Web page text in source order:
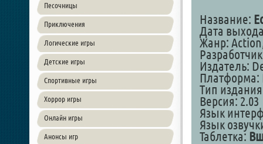
Песочницы
Приключения
Логические игры
Детские игры
Спортивные игры
Хоррор игры
Онлайн игры
Анонсы игр
Название:
Дата
Жанр:
Издатель:
Платформа:
Тип
Версия: 2.03
Язык
Язык
Таблетка: